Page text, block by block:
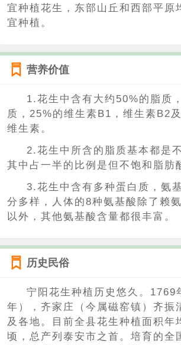
宜种植花生，东部山丘和西部平原
宜种植。
营养价值
1.花生中含有大约50%的脂质
质，25%的维生素B1，维生素B2
维生素。
2.花生中所含的脂质基本都是
其中占一半的比例是但不饱和脂肪
3.花生中含有多种蛋白质，氨
分多样，人体的8种氨基酸除了赖
以外，其他氨基酸含量都很丰富。
历史民俗
宁阳花生种植历史悠久。1769
年），齐家庄（今属磁窑镇）齐振
及各地。目前全县花生种植面积年
顷，总产列泰安市之首。培育的全